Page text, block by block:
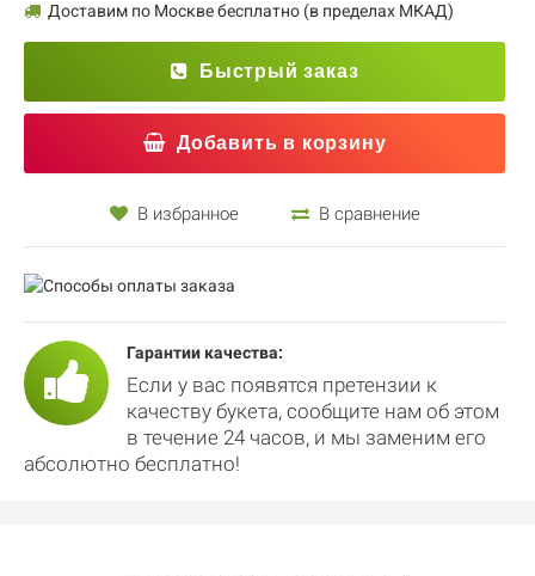
Доставим по Москве бесплатно (в пределах МКАД)
Быстрый заказ
Добавить в корзину
В избранное В сравнение
Гарантии качества:
Если у вас появятся претензии к
качеству букета, сообщите нам об этом
в течение 24 часов, и мы заменим его
абсолютно бесплатно!